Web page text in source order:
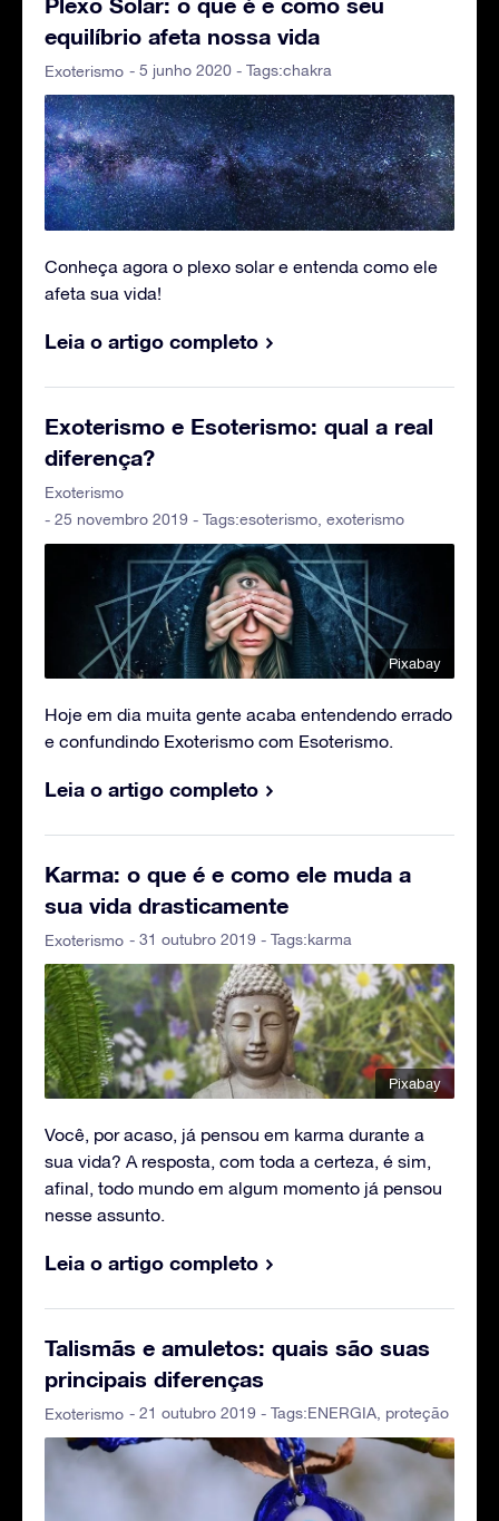
equilíbrio afeta nossa vida
Exoterismo - 5 junho 2020 - Tags:chakra
Conheça agora o plexo solar e entenda como ele
afeta sua vida!
Leia o artigo completo
Exoterismo e Esoterismo: qual a real
diferença?
Exoterismo
- 25 novembro 2019 - Tags:esoterismo exoterismo
Pixabay
Hoje em dia muita gente acaba entendendo errado
e confundindo Exoterismo com Esoterismo.
Leia o artigo completo
Karma: o que é e como ele muda a
sua vida drasticamente
Exoterismo - 31 outubro 2019 - Tags:karma
Pixabay
Você, por acaso, já pensou em karma durante a
sua vida? A resposta, com toda a certeza, é sim,
afinal, todo mundo em algum momento já pensou
nesse assunto.
Leia o artigo completo
Talismãs e amuletos: quais são suas
principais diferenças
Exoterismo - 21 outubro 2019 - Tags:ENERGIA, proteção